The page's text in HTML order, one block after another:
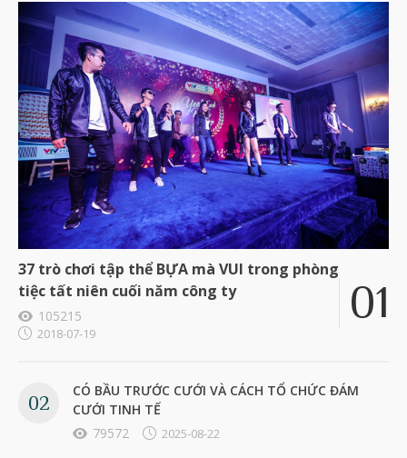
37 trò chơi tập thể BỰA mà VUI trong phòng
tiệc tất niên cuối năm công ty
105215
2018-07-19
CÓ BẦU TRƯỚC CƯỚI VÀ CÁCH TỔ CHỨC ĐÁM
CƯỚI TINH TẾ
79572
2025-08-22